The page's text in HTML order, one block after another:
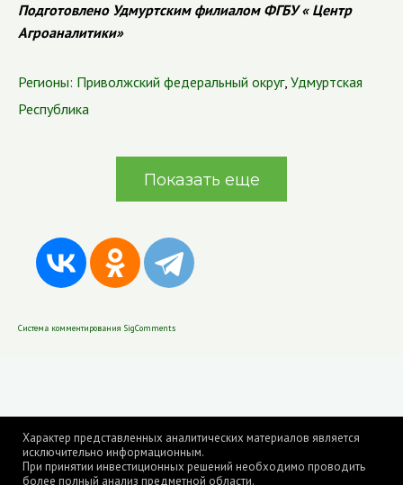
Подготовлено Удмуртским филиалом ФГБУ « Центр
Агроаналитики»
Регионы: Приволжский федеральный округ, Удмуртская
Республика
Показать еще
Система комментирования SigComments
Характер представленных аналитических материалов является
исключительно информационным.
При принятии инвестиционных решений необходимо проводить
более полный анализ предметной области.